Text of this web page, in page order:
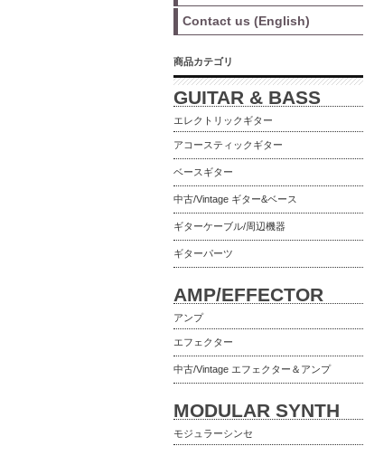
Contact us (English)
商品カテゴリ
GUITAR & BASS
エレクトリックギター
アコースティックギター
ベースギター
中古/Vintage ギター&ベース
ギターケーブル/周辺機器
ギターパーツ
AMP/EFFECTOR
アンプ
エフェクター
中古/Vintage エフェクター＆アンプ
MODULAR SYNTH
モジュラーシンセ